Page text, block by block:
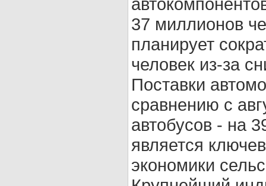
37 миллионов
планирует
человек из-за
Поставки
сравнению с
автобусов - на
является
экономики